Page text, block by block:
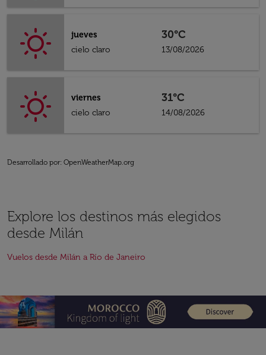
jueves
cielo claro
30°C
13/08/2026
viernes
cielo claro
31°C
14/08/2026
Desarrollado por: OpenWeatherMap.org
Explore los destinos más elegidos
desde Milán
Vuelos desde Milán a Río de Janeiro